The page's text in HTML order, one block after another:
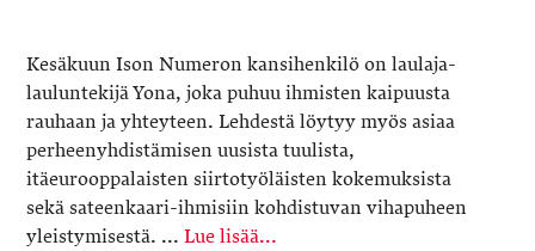
Kesäkuun Ison Numeron kansihenkilö on laulaja-
lauluntekijä Yona, joka puhuu ihmisten kaipuusta
rauhaan ja yhteyteen. Lehdestä löytyy myös asiaa
perheenyhdistämisen uusista tuulista,
itäeurooppalaisten siirtotyöläisten kokemuksista
sekä sateenkaari-ihmisiin kohdistuvan vihapuheen
yleistymisestä. ...Lue lisää...